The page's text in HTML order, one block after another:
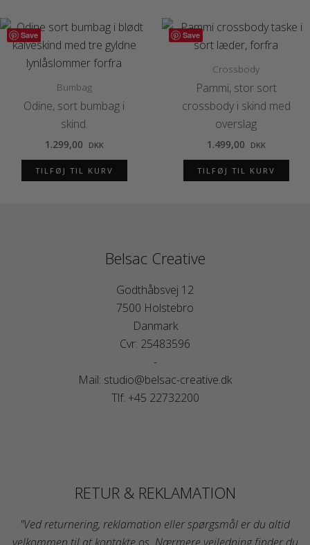
Save
Bumbag
Odine, sort bumbag i
skind.
1.299,00 DKK
TILFØJ TIL KURV
Save
Crossbody
Pammi, stor sort
crossbody i skind med
overslag
1.499,00 DKK
TILFØJ TIL KURV
Belsac Creative
Godthåbsvej 12
7500 Holstebro
Danmark
Cvr: 25483596
-
Mail: studio@belsac-creative.dk
Tlf: +45 22732200
RETUR & REKLAMATION
"Ved returnering, reklamation eller spørgsmål er du altid